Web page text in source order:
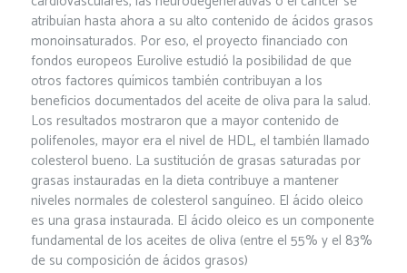
atribuían hasta ahora a su alto contenido de ácidos grasos
monoinsaturados. Por eso, el proyecto financiado con
fondos europeos Eurolive estudió la posibilidad de que
otros factores químicos también contribuyan a los
beneficios documentados del aceite de oliva para la salud.
Los resultados mostraron que a mayor contenido de
polifenoles, mayor era el nivel de HDL, el también llamado
colesterol bueno. La sustitución de grasas saturadas por
grasas instauradas en la dieta contribuye a mantener
niveles normales de colesterol sanguíneo. El ácido oleico
es una grasa instaurada. El ácido oleico es un componente
fundamental de los aceites de oliva (entre el 55% y el 83%
de su composición de ácidos grasos)